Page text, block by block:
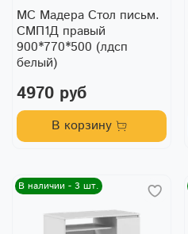
МС Мадера Стол письм.
СМП1Д правый
900*770*500 (лдсп
белый)
4970 руб
В корзину
В наличии - 3 шт.